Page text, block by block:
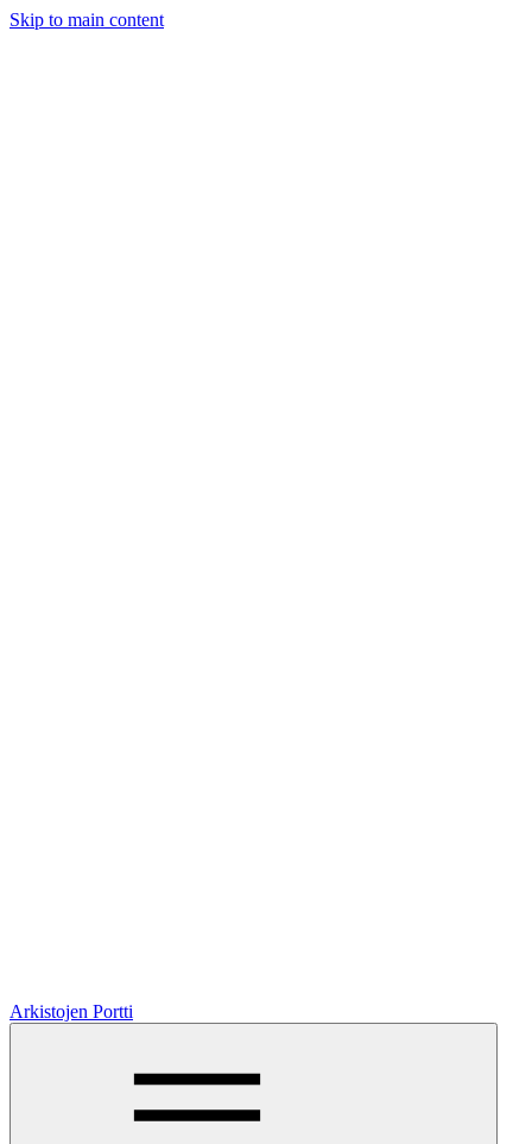
Skip to main content
Arkistojen Portti